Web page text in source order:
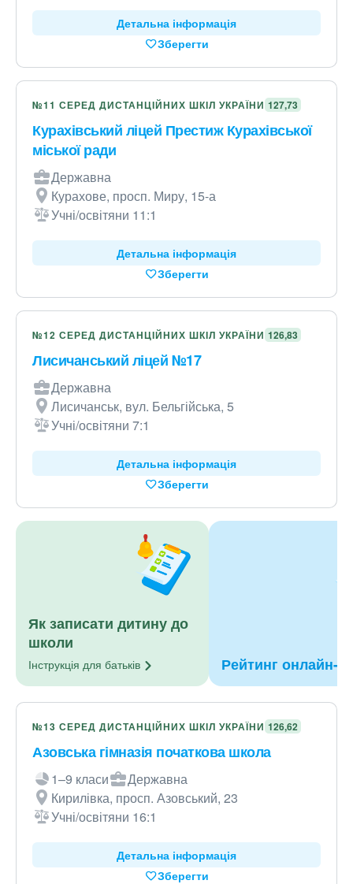
Детальна інформація
Зберегти
№11 СЕРЕД ДИСТАНЦІЙНИХ ШКІЛ УКРАЇНИ 127,73
Курахівський ліцей Престиж Курахівської
міської ради
Державна
Курахове, просп. Миру, 15-а
Учні/освітяни 11:1
Детальна інформація
Зберегти
№12 СЕРЕД ДИСТАНЦІЙНИХ ШКІЛ УКРАЇНИ 126,83
Лисичанський ліцей №17
Державна
Лисичанськ, вул. Бельгійська, 5
Учні/освітяни 7:1
Детальна інформація
Зберегти
Як записати дитину до
школи
Інструкція для батьків Рейтинг онлайн-
№13 СЕРЕД ДИСТАНЦІЙНИХ ШКІЛ УКРАЇНИ 126,62
Азовська гімназія початкова школа
1–9 класи
Державна
Кирилівка, просп. Азовський, 23
Учні/освітяни 16:1
Детальна інформація
Зберегти